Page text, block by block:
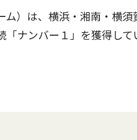
）は、横浜・湘南・横
「ナンバー１」を獲得し